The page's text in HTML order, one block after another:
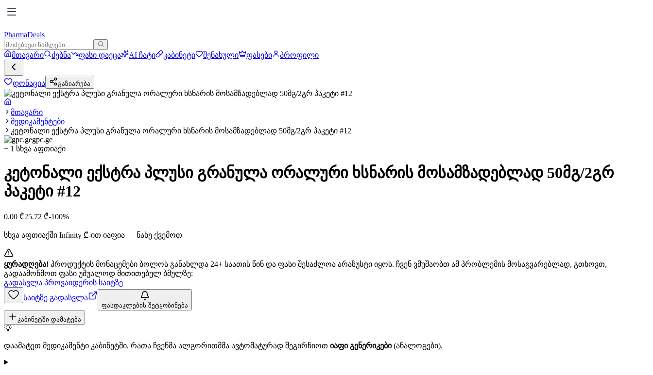
PharmaDeals
მთავარი ძებნა ფასი დაეცა AI ჩატი კაბინეტი შენახული ფასები პროფილი
დონაცია გაზიარება
მთავარი
მედიკამენტები
კეტონალი ექსტრა პლუსი გრანულა ორალური ხსნარის მოსამზადებლად 50მგ/2გრ პაკეტი #12
gpc.ge
+ 1 სხვა აფთიაქი
კეტონალი ექსტრა პლუსი გრანულა ორალური ხსნარის მოსამზადებლად 50მგ/2გრ
პაკეტი #12
0.00 ₾25.72 ₾-100%
სხვა აფთიაქში Infinity ₾-ით იაფია — ნახე ქვემოთ
ყურადღება! პროდუქტის მონაცემები ბოლოს განახლდა 24+ საათის წინ და ფასი შესაძლოა არაზუსტი იყოს. ჩვენ ვმუშაობთ ამ პრობლემის მოსაგვარებლად, გთხოვთ,
გადაამოწმოთ ფასი უშუალოდ მითითებულ ბმულზე:
გადასვლა პროვაიდერის საიტზე
საიტზე გადასვლა
ფასდაკლების შეტყობინება
კაბინეტში დამატება
💡
დაამატეთ მედიკამენტი კაბინეტში, რათა ჩვენმა ალგორითმმა ავტომატურად შეგირჩიოთ იაფი გენერიკები(ანალოგები).